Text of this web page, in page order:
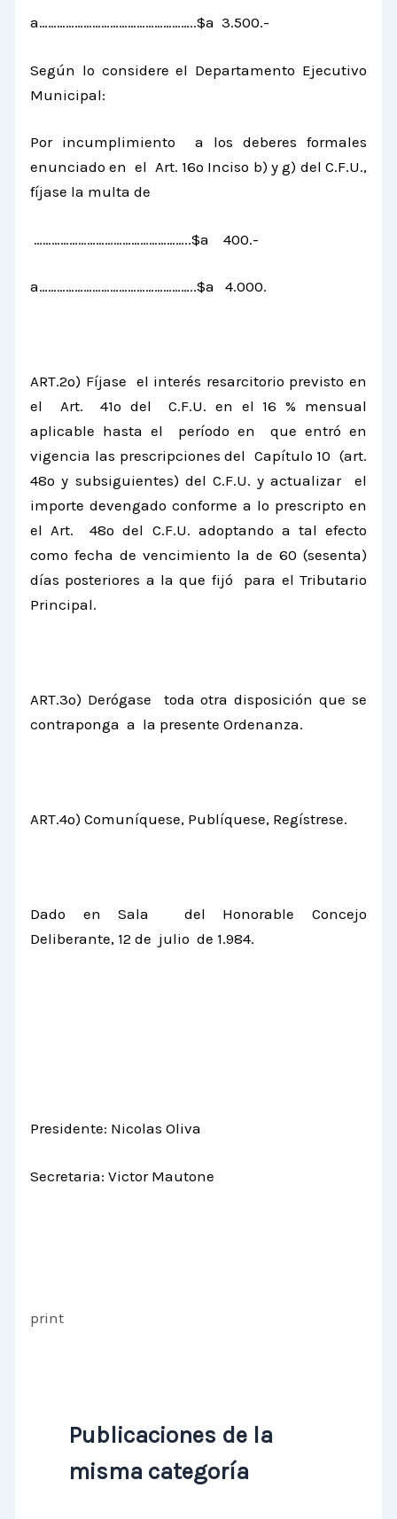
a……………………………………………..$a 3.500.-
Según lo considere el Departamento Ejecutivo
Municipal:
Por incumplimiento a los deberes formales
enunciado en el Art. 16º Inciso b) y g) del C.F.U.,
fíjase la multa de
……………………………………………..$a 400.-
a……………………………………………..$a 4.000.
ART.2º) Fíjase el interés resarcitorio previsto en
el Art. 41º del C.F.U. en el 16 % mensual
aplicable hasta el período en que entró en
vigencia las prescripciones del Capítulo 10 (art.
48º y subsiguientes) del C.F.U. y actualizar el
importe devengado conforme a lo prescripto en
el Art. 48º del C.F.U. adoptando a tal efecto
como fecha de vencimiento la de 60 (sesenta)
días posteriores a la que fijó para el Tributario
Principal.
ART.3º) Derógase toda otra disposición que se
contraponga a la presente Ordenanza.
ART.4º) Comuníquese, Publíquese, Regístrese.
Dado en Sala del Honorable Concejo
Deliberante, 12 de julio de 1.984.
Presidente: Nicolas Oliva
Secretaria: Victor Mautone
print
Publicaciones de la
misma categoría